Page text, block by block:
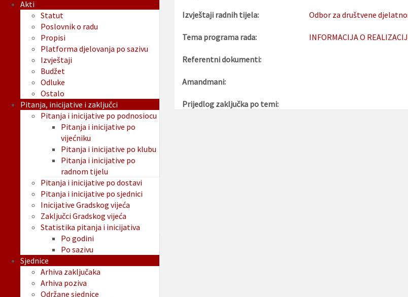
Izvještaji radnih tijela: Odbor za društvene
Tema programa rada: INFORMACIJA O
Referentni dokumenti:
Amandmani:
Prijedlog zaključka po temi:
Akti
Statut
Poslovnik o radu
Propisi
Platforma djelovanja po sazivu
Izvještaji
Budžet
Odluke
Ostalo
Pitanja, inicijative i zaključci
Pitanja i inicijative po podnosiocu
Pitanja i inicijative po
vijećniku
Pitanja i inicijative po klubu
Pitanja i inicijative po
radnom tijelu
Pitanja i inicijative po dostavi
Pitanja i inicijative po sjednici
Inicijative Gradskog vijeća
Zaključci Gradskog vijeća
Statistika pitanja i inicijativa
Po godini
Po sazivu
Sjednice
Arhiva zaključaka
Arhiva poziva
Održane sjednice